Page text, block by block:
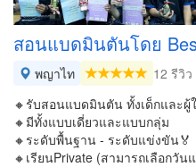
สอนแบดมินตันโดย
พญาไท
12 รีวิว
🔸รับสอนแบดมินตัน ทั้งเด็กและผู้
🔸มีทั้งแบบเดี่ยวและแบบกลุ่ม
🔸ระดับพื้นฐาน - ระดับแข่งขัน🏅
🔸เรียนPrivate (สามารถเลือกวั